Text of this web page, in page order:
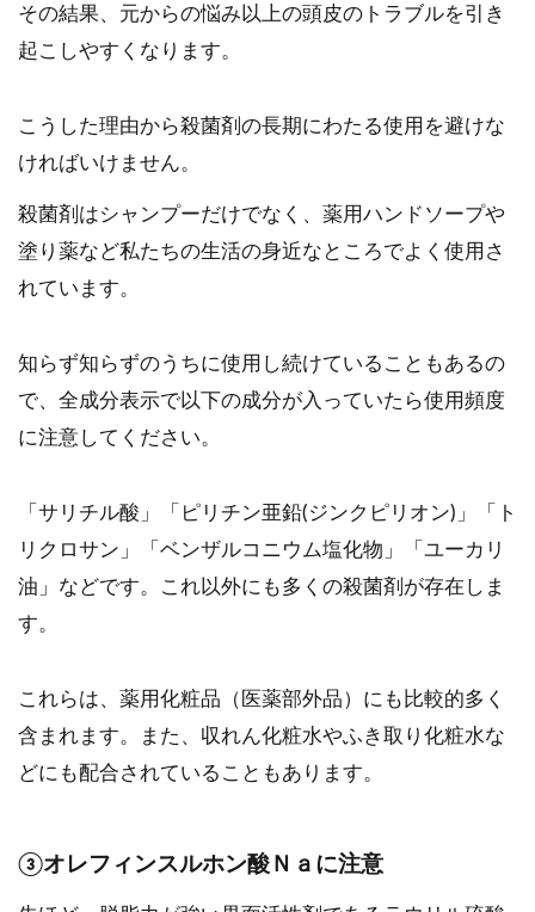
その結果、元からの悩み以上の頭皮のトラブルを引き
起こしやすくなります。
こうした理由から殺菌剤の長期にわたる使用を避けな
ければいけません。
殺菌剤はシャンプーだけでなく、薬用ハンドソープや
塗り薬など私たちの生活の身近なところでよく使用さ
れています。
知らず知らずのうちに使用し続けていることもあるの
で、全成分表示で以下の成分が入っていたら使用頻度
に注意してください。
「サリチル酸」「ピリチン亜鉛(ジンクピリオン)」「ト
リクロサン」「ベンザルコニウム塩化物」「ユーカリ
油」などです。これ以外にも多くの殺菌剤が存在しま
す。
これらは、薬用化粧品（医薬部外品）にも比較的多く
含まれます。また、収れん化粧水やふき取り化粧水な
どにも配合されていることもあります。
③オレフィンスルホン酸Ｎａに注意